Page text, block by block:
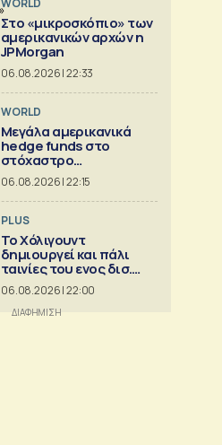
WORLD
Στο «μικροσκόπιο» των
αμερικανικών αρχών η
JPMorgan
06.08.2026 | 22:33
WORLD
Μεγάλα αμερικανικά
hedge funds στο
στόχαστρο
κυβερνοεπιθέσεων
06.08.2026 | 22:15
PLUS
Το Χόλιγουντ
δημιουργεί και πάλι
ταινίες του ενος δισ.
δολ.
06.08.2026 | 22:00